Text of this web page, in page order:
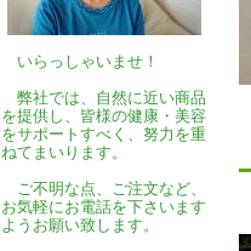
いらっしゃいませ！
弊社では、自然に近い商品
を提供し、皆様の健康・美容
をサポートすべく、努力を重
ねてまいります。
ご不明な点、ご注文など、
お気軽にお電話を下さいます
ようお願い致します。